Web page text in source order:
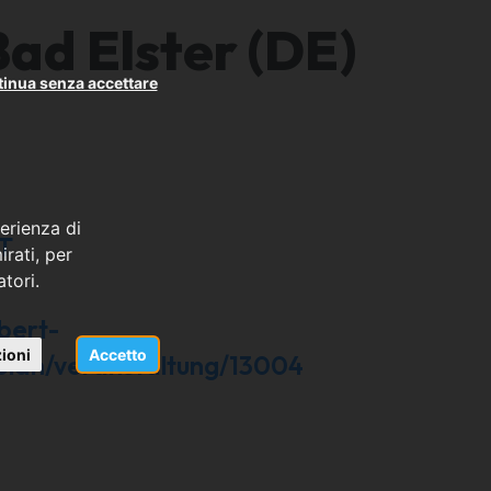
di
per
Accetto
senza accettare
Elster (DE)
veranstaltung/13004